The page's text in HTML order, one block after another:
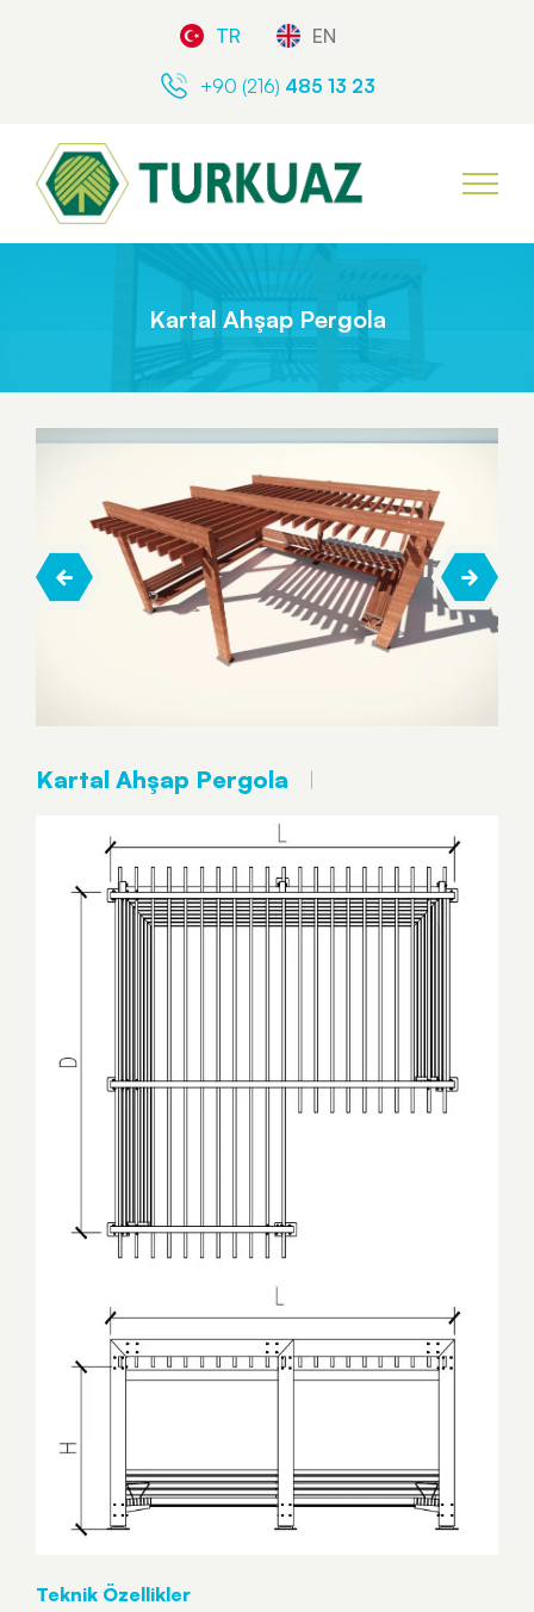
TR EN
+90 (216) 485 13 23
Kartal Ahşap Pergola
Kartal Ahşap Pergola
Teknik Özellikler